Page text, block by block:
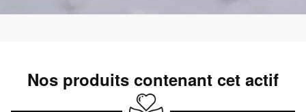
Nos produits contenant cet actif